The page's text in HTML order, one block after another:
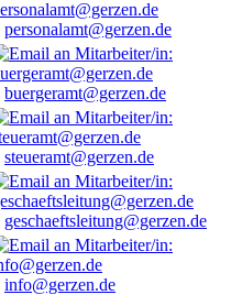
personalamt@gerzen.de
buergeramt@gerzen.de
steueramt@gerzen.de
geschaeftsleitung@gerzen.de
info@gerzen.de